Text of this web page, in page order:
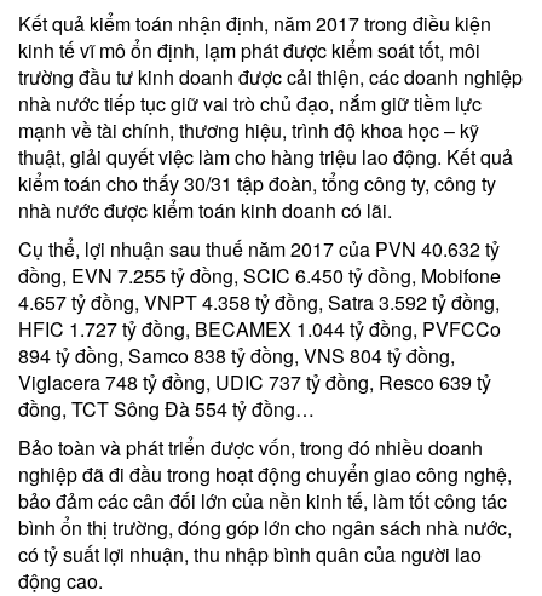
Kết quả kiểm toán nhận định, năm 2017 trong điều kiện
kinh tế vĩ mô ổn định, lạm phát được kiểm soát tốt, môi
trường đầu tư kinh doanh được cải thiện, các doanh nghiệp
nhà nước tiếp tục giữ vai trò chủ đạo, nắm giữ tiềm lực
mạnh về tài chính, thương hiệu, trình độ khoa học – kỹ
thuật, giải quyết việc làm cho hàng triệu lao động. Kết quả
kiểm toán cho thấy 30/31 tập đoàn, tổng công ty, công ty
nhà nước được kiểm toán kinh doanh có lãi.
Cụ thể, lợi nhuận sau thuế năm 2017 của PVN 40.632 tỷ
đồng, EVN 7.255 tỷ đồng, SCIC 6.450 tỷ đồng, Mobifone
4.657 tỷ đồng, VNPT 4.358 tỷ đồng, Satra 3.592 tỷ đồng,
HFIC 1.727 tỷ đồng, BECAMEX 1.044 tỷ đồng, PVFCCo
894 tỷ đồng, Samco 838 tỷ đồng, VNS 804 tỷ đồng,
Viglacera 748 tỷ đồng, UDIC 737 tỷ đồng, Resco 639 tỷ
đồng, TCT Sông Đà 554 tỷ đồng…
Bảo toàn và phát triển được vốn, trong đó nhiều doanh
nghiệp đã đi đầu trong hoạt động chuyển giao công nghệ,
bảo đảm các cân đối lớn của nền kinh tế, làm tốt công tác
bình ổn thị trường, đóng góp lớn cho ngân sách nhà nước,
có tỷ suất lợi nhuận, thu nhập bình quân của người lao
động cao.